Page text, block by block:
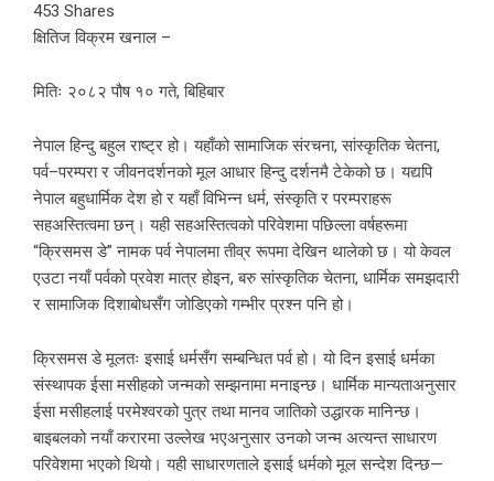
453 Shares
क्षितिज विक्रम खनाल –
मितिः २०८२ पौष १० गते, बिहिबार
नेपाल हिन्दु बहुल राष्ट्र हो। यहाँको सामाजिक संरचना, सांस्कृतिक चेतना,
पर्व–परम्परा र जीवनदर्शनको मूल आधार हिन्दु दर्शनमै टेकेको छ। यद्यपि
नेपाल बहुधार्मिक देश हो र यहाँ विभिन्न धर्म, संस्कृति र परम्पराहरू
सहअस्तित्वमा छन्। यही सहअस्तित्वको परिवेशमा पछिल्ला वर्षहरूमा
“क्रिसमस डे” नामक पर्व नेपालमा तीव्र रूपमा देखिन थालेको छ। यो केवल
एउटा नयाँ पर्वको प्रवेश मात्र होइन, बरु सांस्कृतिक चेतना, धार्मिक समझदारी
र सामाजिक दिशाबोधसँग जोडिएको गम्भीर प्रश्न पनि हो।
क्रिसमस डे मूलतः इसाई धर्मसँग सम्बन्धित पर्व हो। यो दिन इसाई धर्मका
संस्थापक ईसा मसीहको जन्मको सम्झनामा मनाइन्छ। धार्मिक मान्यताअनुसार
ईसा मसीहलाई परमेश्वरको पुत्र तथा मानव जातिको उद्धारक मानिन्छ।
बाइबलको नयाँ करारमा उल्लेख भएअनुसार उनको जन्म अत्यन्त साधारण
परिवेशमा भएको थियो। यही साधारणताले इसाई धर्मको मूल सन्देश दिन्छ—